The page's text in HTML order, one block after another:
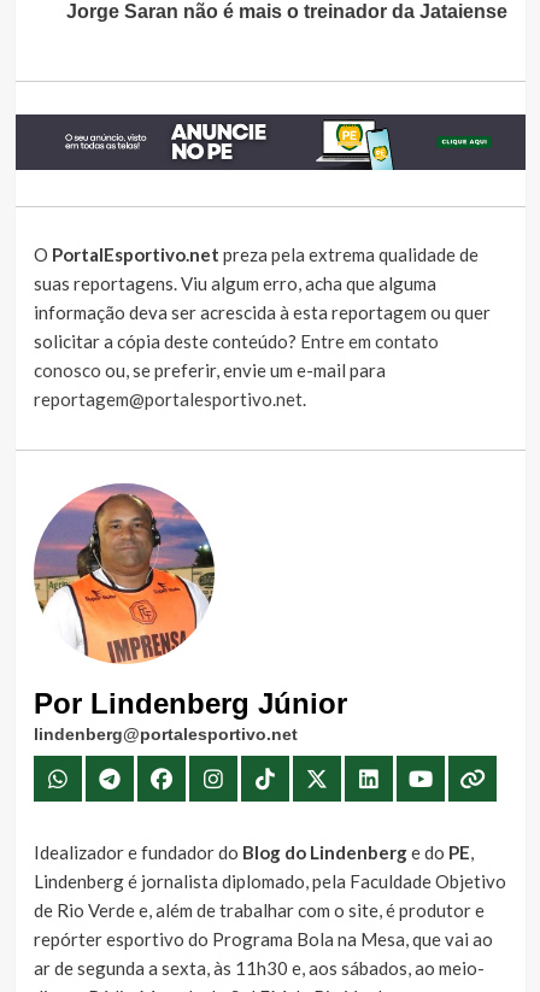
Jorge Saran não é mais o treinador da Jataiense
O PortalEsportivo.net preza pela extrema qualidade de
suas reportagens. Viu algum erro, acha que alguma
informação deva ser acrescida à esta reportagem ou quer
solicitar a cópia deste conteúdo? Entre em contato
conosco ou, se preferir, envie um e-mail para
reportagem@portalesportivo.net.
Por Lindenberg Júnior
lindenberg@portalesportivo.net
Idealizador e fundador do Blog do Lindenberge do PE,
Lindenberg é jornalista diplomado, pela Faculdade Objetivo
de Rio Verde e, além de trabalhar com o site, é produtor e
repórter esportivo do Programa Bola na Mesa, que vai ao
ar de segunda a sexta, às 11h30 e, aos sábados, ao meio-